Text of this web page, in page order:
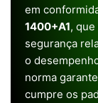
em
1400+A1,
segurança
o
norma
cumpre os